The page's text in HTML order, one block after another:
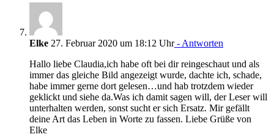
Elke 27. Februar 2020 um 18:12 Uhr- Antworten
Hallo liebe Claudia,ich habe oft bei dir reingeschaut und als
immer das gleiche Bild angezeigt wurde, dachte ich, schade,
habe immer gerne dort gelesen…und hab trotzdem wieder
geklickt und siehe da.Was ich damit sagen will, der Leser will
unterhalten werden, sonst sucht er sich Ersatz. Mir gefällt
deine Art das Leben in Worte zu fassen. Liebe Grüße von
Elke